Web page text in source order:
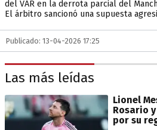
del VAR en la derrota parcial del
El árbitro sancionó una supuesta
Publicado: 13-04-2026 17:25
Las más leídas
Lionel
Rosario
por su